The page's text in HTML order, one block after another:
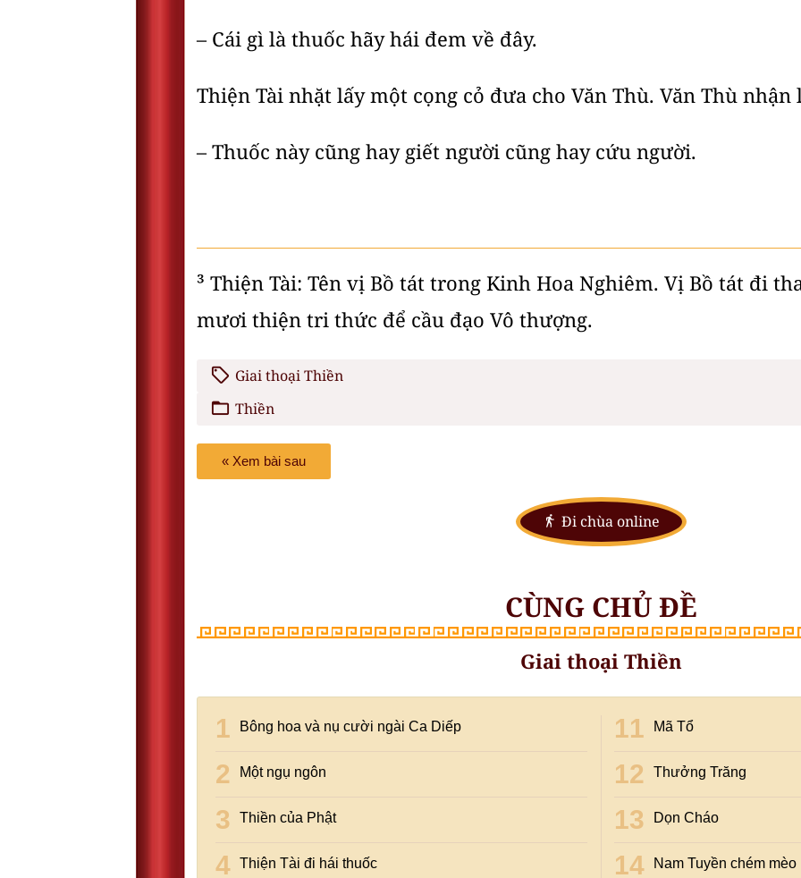
– Cái gì là thuốc hãy hái đem về đây.
Thiện Tài nhặt lấy một cọng cỏ đưa cho Văn Thù. Văn Thù
– Thuốc này cũng hay giết người cũng hay cứu người.
³ Thiện Tài: Tên vị Bồ tát trong Kinh Hoa Nghiêm. Vị Bồ tát đi
mươi thiện tri thức để cầu đạo Vô thượng.
Giai thoại Thiền
Thiền
« Xem bài sau
Đi chùa online
CÙNG CHỦ ĐỀ
Giai thoại Thiền
Bông hoa và nụ cười ngài Ca Diếp
Một ngụ ngôn
Thiền của Phật
Thiện Tài đi hái thuốc
Mã Tổ
Thưởng Trăng
Dọn Cháo
Nam Tuyền chém mèo